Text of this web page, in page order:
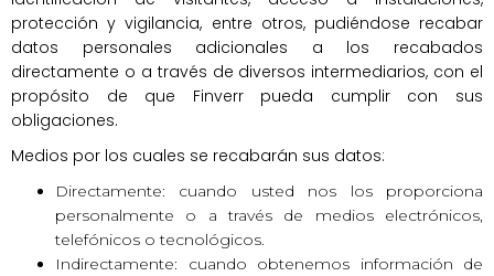
protección y vigilancia, entre otros, pudiéndose recabar
datos personales adicionales a los recabados
directamente o a través de diversos intermediarios, con el
propósito de que Finverr pueda cumplir con sus
obligaciones.
Medios por los cuales se recabarán sus datos:
Directamente: cuando usted nos los proporciona
personalmente o a través de medios electrónicos,
telefónicos o tecnológicos.
Indirectamente: cuando obtenemos información de